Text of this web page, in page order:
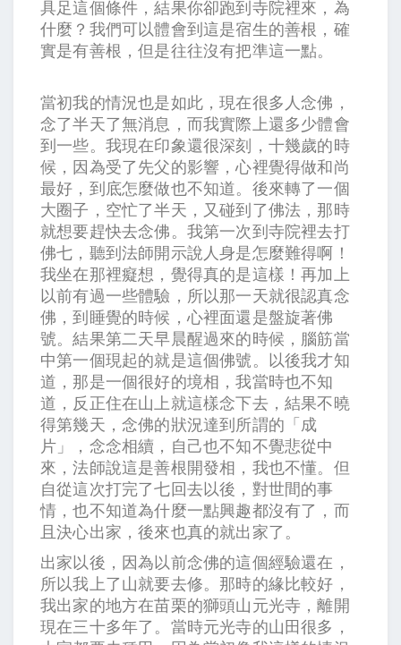
具足這個條件，結果你卻跑到寺院裡來，為
什麼？我們可以體會到這是宿生的善根，確
實是有善根，但是往往沒有把準這一點。
當初我的情況也是如此，現在很多人念佛，
念了半天了無消息，而我實際上還多少體會
到一些。我現在印象還很深刻，十幾歲的時
候，因為受了先父的影響，心裡覺得做和尚
最好，到底怎麼做也不知道。後來轉了一個
大圈子，空忙了半天，又碰到了佛法，那時
就想要趕快去念佛。我第一次到寺院裡去打
佛七，聽到法師開示說人身是怎麼難得啊！
我坐在那裡癡想，覺得真的是這樣！再加上
以前有過一些體驗，所以那一天就很認真念
佛，到睡覺的時候，心裡面還是盤旋著佛
號。結果第二天早晨醒過來的時候，腦筋當
中第一個現起的就是這個佛號。以後我才知
道，那是一個很好的境相，我當時也不知
道，反正住在山上就這樣念下去，結果不曉
得第幾天，念佛的狀況達到所謂的「成
片」，念念相續，自己也不知不覺悲從中
來，法師說這是善根開發相，我也不懂。但
自從這次打完了七回去以後，對世間的事
情，也不知道為什麼一點興趣都沒有了，而
且決心出家，後來也真的就出家了。
出家以後，因為以前念佛的這個經驗還在，
所以我上了山就要去修。那時的緣比較好，
我出家的地方在苗栗的獅頭山元光寺，離開
現在三十多年了。當時元光寺的山田很多，